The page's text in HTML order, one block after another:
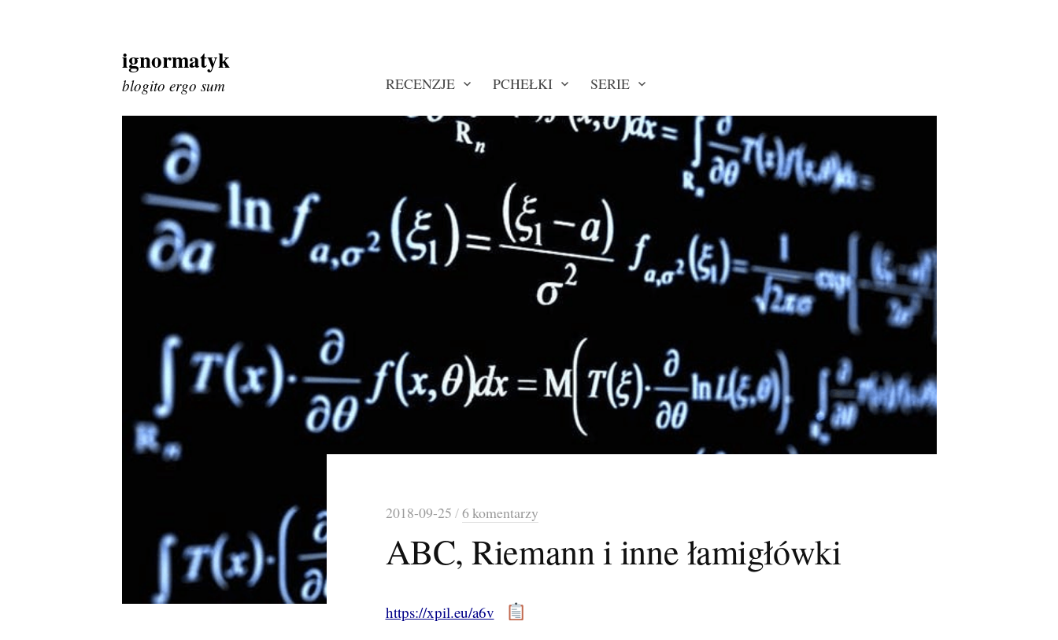
Skip
to
content
ignormatyk
blogito ergo sum RECENZJE PCHEŁKI SERIE
2018-09-25 /6 komentarzy
ABC, Riemann i inne łamigłówki
https://xpil.eu/a6v